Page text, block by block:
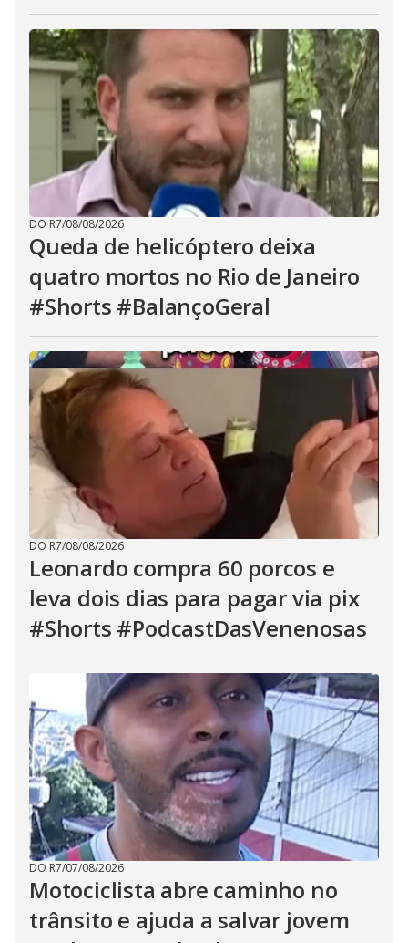
DO R7/08/08/2026
Queda de helicóptero deixa
quatro mortos no Rio de Janeiro
#Shorts #BalançoGeral
DO R7/08/08/2026
Leonardo compra 60 porcos e
leva dois dias para pagar via pix
#Shorts #PodcastDasVenenosas
DO R7/07/08/2026
Motociclista abre caminho no
trânsito e ajuda a salvar jovem